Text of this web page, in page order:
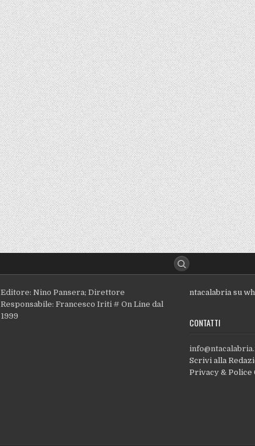
Editore: Nino Pansera; Direttore
Responsabile: Francesco Iriti # On Line dal
1999
ntacalabria su
CONTATTI
Scrivi alla
Privacy & Police